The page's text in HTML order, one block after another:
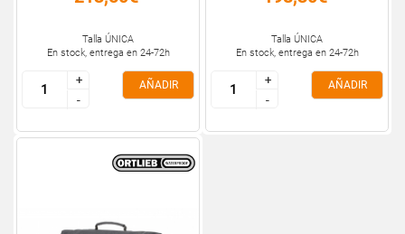
Talla ÚNICA
En stock, entrega en 24-72h
+
-
+
-
AÑADIR
Talla ÚNICA
En stock, entrega en 24-72h
+
-
+
-
AÑADIR